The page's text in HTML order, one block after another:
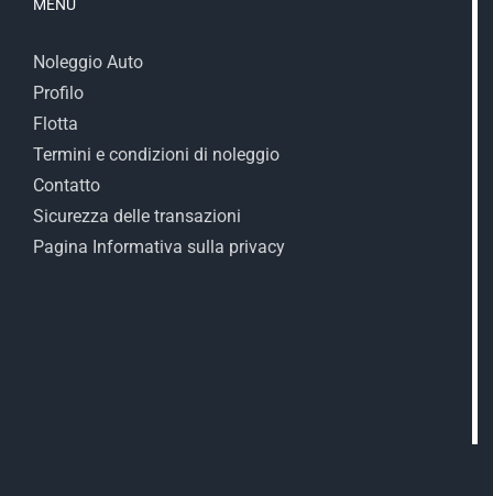
MENU
Noleggio Auto
Profilo
Flotta
Termini e condizioni di noleggio
Contatto
Sicurezza delle transazioni
Pagina Informativa sulla privacy